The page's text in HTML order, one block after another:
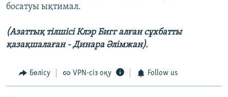
босатуы ықтимал.
(Азаттық тілшісі Клэр Бигг алған сұхбатты
қазақшалаған - Динара Әлімжан).
Бөлісу VPN-сіз оқу Follow us